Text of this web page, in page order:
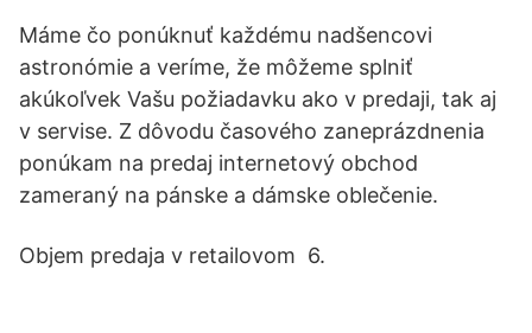
Máme čo ponúknuť každému nadšencovi
astronómie a veríme, že môžeme splniť
akúkoľvek Vašu požiadavku ako v predaji, tak aj
v servise. Z dôvodu časového zaneprázdnenia
ponúkam na predaj internetový obchod
zameraný na pánske a dámske oblečenie.
Objem predaja v retailovom 6.